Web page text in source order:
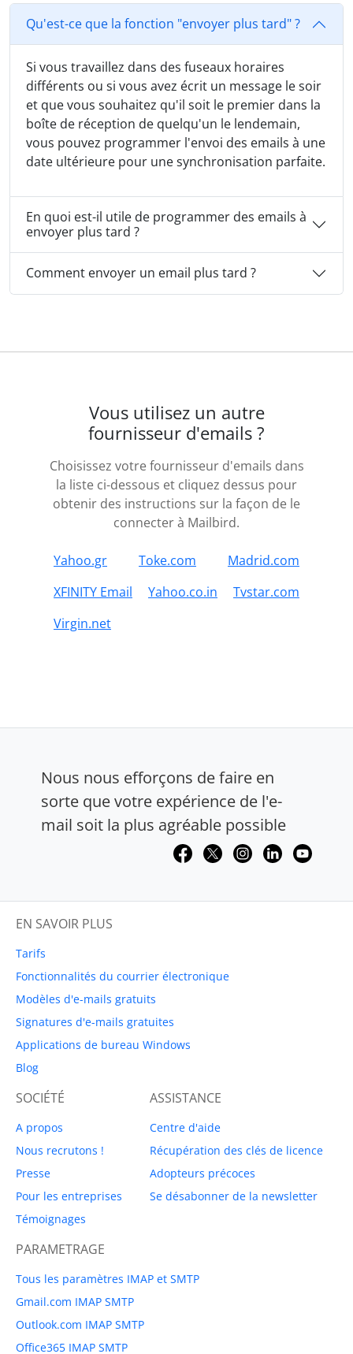
Qu'est-ce que la fonction "envoyer plus tard" ?
Si vous travaillez dans des fuseaux horaires
différents ou si vous avez écrit un message le soir
et que vous souhaitez qu'il soit le premier dans la
boîte de réception de quelqu'un le lendemain,
vous pouvez programmer l'envoi des emails à une
date ultérieure pour une synchronisation parfaite.
En quoi est-il utile de programmer des emails à
envoyer plus tard ?
Comment envoyer un email plus tard ?
Vous utilisez un autre
fournisseur d'emails ?
Choisissez votre fournisseur d'emails dans
la liste ci-dessous et cliquez dessus pour
obtenir des instructions sur la façon de le
connecter à Mailbird.
Yahoo.gr Toke.com
Madrid.com
XFINITY Email
Yahoo.co.in
Tvstar.com
Virgin.net
Nous nous efforçons de faire en
sorte que votre expérience de l'e-
mail soit la plus agréable possible
EN SAVOIR PLUS
Tarifs
Fonctionnalités du courrier électronique
Modèles d'e-mails gratuits
Signatures d'e-mails gratuites
Applications de bureau Windows
Blog
SOCIÉTÉ
A propos
Nous recrutons !
Presse
Pour les entreprises
Témoignages
ASSISTANCE
Centre d'aide
Récupération des clés de licence
Adopteurs précoces
Se désabonner de la newsletter
PARAMETRAGE
Tous les paramètres IMAP et SMTP
Gmail.com IMAP SMTP
Outlook.com IMAP SMTP
Office365 IMAP SMTP